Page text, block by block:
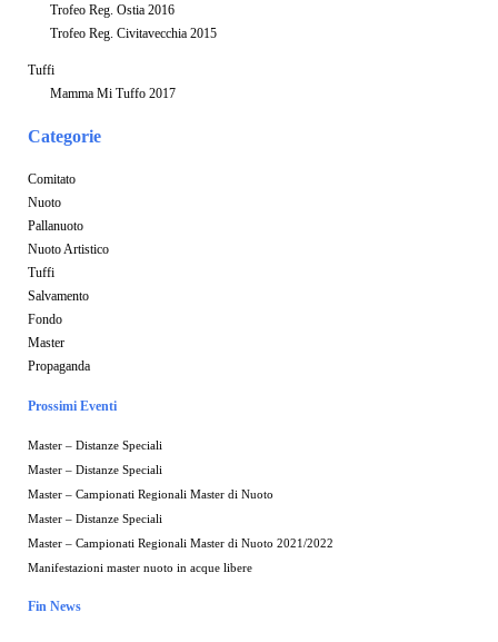
Trofeo Reg. Ostia 2016
Trofeo Reg. Civitavecchia 2015
Tuffi
Mamma Mi Tuffo 2017
Categorie
Comitato
Nuoto
Pallanuoto
Nuoto Artistico
Tuffi
Salvamento
Fondo
Master
Propaganda
Prossimi Eventi
Master – Distanze Speciali
Master – Distanze Speciali
Master – Campionati Regionali Master di Nuoto
Master – Distanze Speciali
Master – Campionati Regionali Master di Nuoto 2021/2022
Manifestazioni master nuoto in acque libere
Fin News